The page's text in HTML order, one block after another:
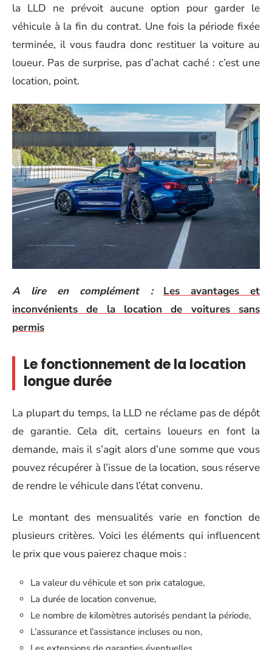
la LLD ne prévoit aucune option pour garder le
véhicule à la fin du contrat. Une fois la période fixée
terminée, il vous faudra donc restituer la voiture au
loueur. Pas de surprise, pas d’achat caché : c’est une
location, point.
A lire en complément :
Les avantages et
inconvénients de la location de voitures sans
permis
Le fonctionnement de la location
longue durée
La plupart du temps, la LLD ne réclame pas de dépôt
de garantie. Cela dit, certains loueurs en font la
demande, mais il s’agit alors d’une somme que vous
pouvez récupérer à l’issue de la location, sous réserve
de rendre le véhicule dans l’état convenu.
Le montant des mensualités varie en fonction de
plusieurs critères. Voici les éléments qui influencent
le prix que vous paierez chaque mois :
La valeur du véhicule et son prix catalogue,
La durée de location convenue,
Le nombre de kilomètres autorisés pendant la période,
L’assurance et l’assistance incluses ou non,